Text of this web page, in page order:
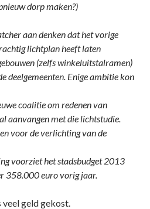
dorp maken?)
aan denken dat het vorige
lichtplan heeft laten
(zelfs winkeluitstalramen)
deelgemeenten. Enige ambitie kon
coalitie om redenen van
aanvangen met die lichtstudie.
voor de verlichting van de
voorziet het stadsbudget 2013
358.000 euro vorig jaar.
veel geld gekost.